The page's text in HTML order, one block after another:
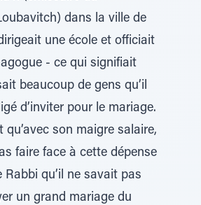
dans la ville de
une école et officiait
- ce qui signifiait
beaucoup de gens qu’il
d’inviter pour le mariage.
qu’avec son maigre salaire,
faire face à cette dépense
qu’il ne savait pas
un grand mariage du